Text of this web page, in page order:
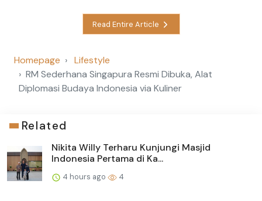
Read Entire Article
Homepage
Lifestyle
RM Sederhana Singapura Resmi Dibuka, Alat
Diplomasi Budaya Indonesia via Kuliner
Related
Nikita Willy Terharu Kunjungi Masjid
Indonesia Pertama di Ka...
4 hours ago 4